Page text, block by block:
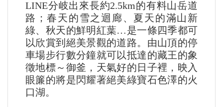
LINE分岐出來長約2.5km的有料山岳道
路；春天的雪之迴廊、夏天的滿山新
綠、秋天的鮮明紅葉…是一條四季都可
以欣賞到絕美景觀的道路。由山頂的停
車場步行數分鐘就可以抵達的藏王的象
徵地標～御釜，天氣好的日子裡，映入
眼簾的將是閃耀著絕美綠寶石色澤的火
口湖。